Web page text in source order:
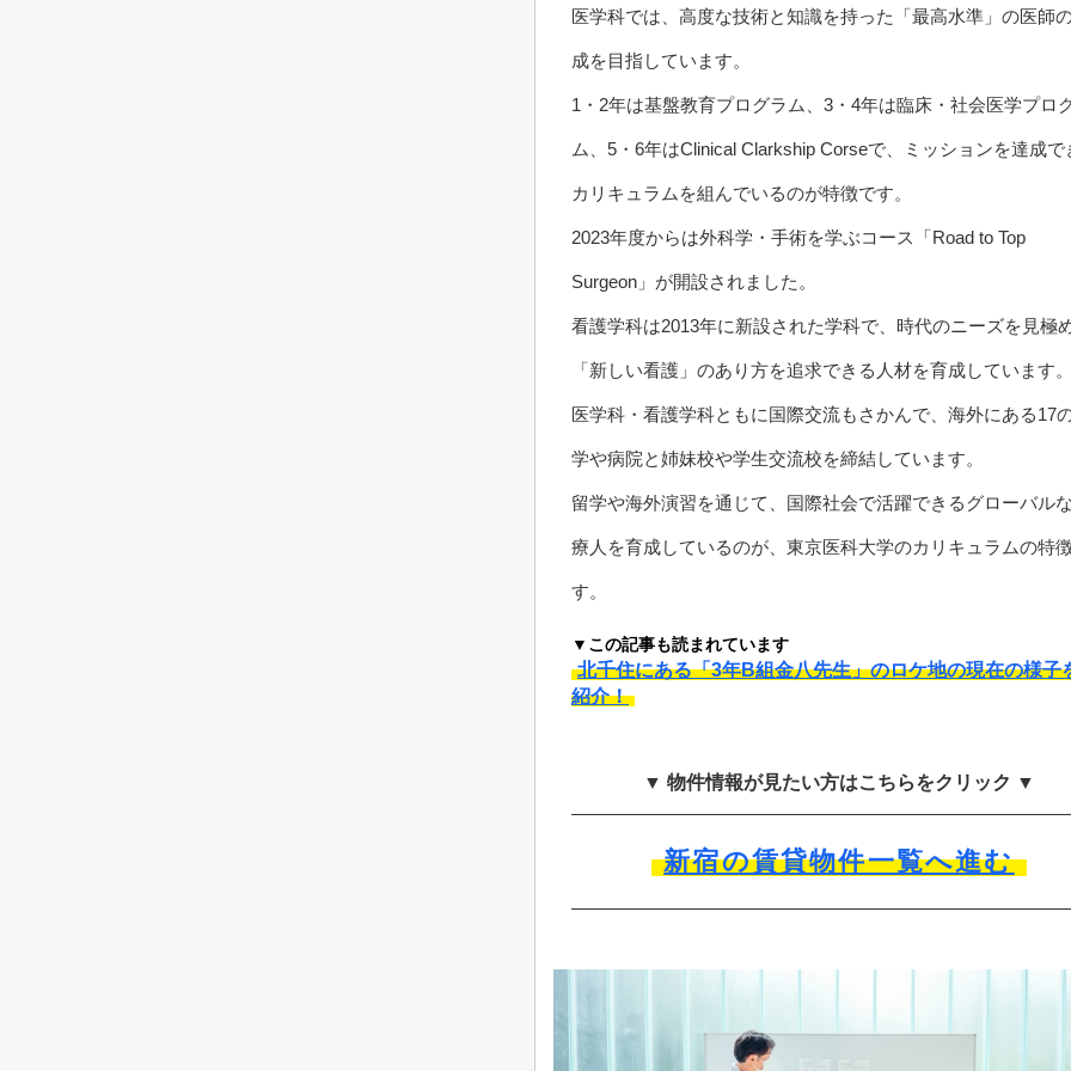
医学科では、高度な技術と知識を持った「最高水準」の医師
成を目指しています。
1・2年は基盤教育プログラム、3・4年は臨床・社会医学プロ
ム、5・6年はClinical Clarkship Corseで、ミッションを達成で
カリキュラムを組んでいるのが特徴です。
2023年度からは外科学・手術を学ぶコース「Road to Top
Surgeon」が開設されました。
看護学科は2013年に新設された学科で、時代のニーズを見極
「新しい看護」のあり方を追求できる人材を育成しています。
医学科・看護学科ともに国際交流もさかんで、海外にある17
学や病院と姉妹校や学生交流校を締結しています。
留学や海外演習を通じて、国際社会で活躍できるグローバル
療人を育成しているのが、東京医科大学のカリキュラムの特
す。
▼この記事も読まれています
北千住にある「3年B組金八先生」のロケ地の現在の様子
紹介！
▼ 物件情報が見たい方はこちらをクリック ▼
新宿の賃貸物件一覧へ進む